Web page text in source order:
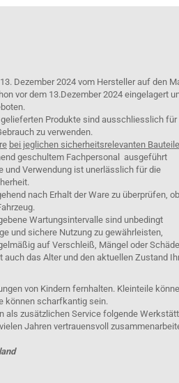
Dezember 2024 vom Hersteller auf den
vor dem 13.Dezember 2024 eingelagert
Produkte sind ausschliesslich für
zu verwenden.
bei jeglichen sicherheitsrelevanten
geschultem Fachpersonal ausgeführt
und Verwendung ist unerlässlich für die
nach Erhalt der Ware zu überprüfen, ob
Wartungsintervalle sind unbedingt
und sichere Nutzung zu gewährleisten,
auf Verschleiß, Mängel oder
auch das Alter und den aktuellen Zustand
von Kindern fernhalten. Kleinteile
können scharfkantig sein.
als zusätzlichen Service folgende
Jahren vertrauensvoll